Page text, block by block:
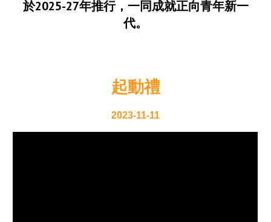
於2025-27年推行，一同成就正向青年新一
代。
起動禮
2023-11-11